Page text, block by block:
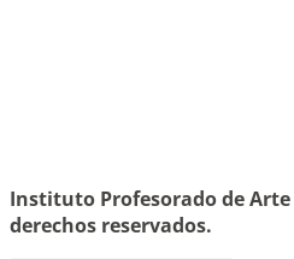
Instituto Profesorado de Arte
derechos reservados.